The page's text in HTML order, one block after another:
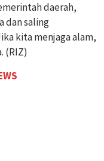
daerah,
dan saling
kita menjaga alam,
(RIZ)